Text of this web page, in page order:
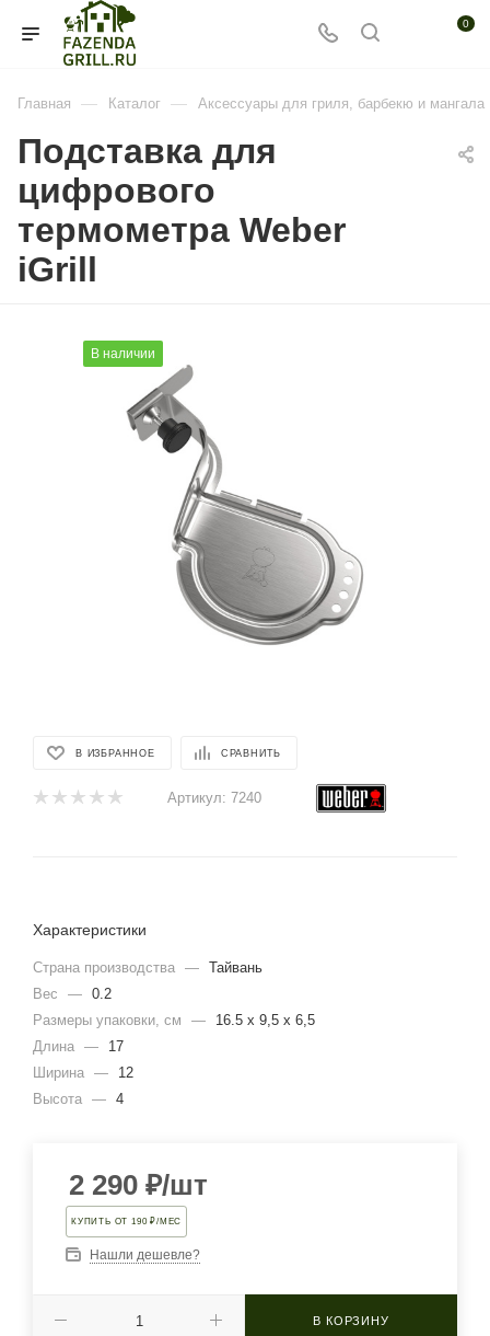
0
Главная — Каталог — Аксессуары для гриля, барбекю и мангала
Подставка для
цифрового
термометра Weber
iGrill
В наличии
В ИЗБРАННОЕ СРАВНИТЬ
Артикул: 7240
Характеристики
Страна производства — Тайвань
Вес
— 0.2
Размеры упаковки, cм
—
16.5 х 9,5 х 6,5
Длина —
17
Ширина —
12
Высота — 4
2 290 ₽/шт
КУПИТЬ ОТ 190 ₽/МЕС
Нашли дешевле?
В КОРЗИНУ